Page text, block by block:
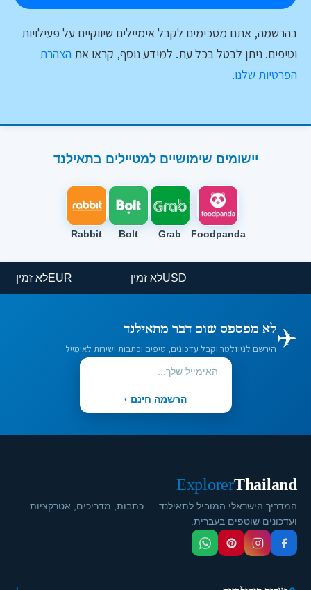
בהרשמה, אתם מסכימים לקבל אימיילים שיווקיים על פעילויות
וטיפים. ניתן לבטל בכל עת. למידע נוסף, קראו את הצהרת
הפרטיות שלנו.
יישומים שימושיים למטיילים בתאילנד
Foodpanda
Grab
Bolt
Rabbit
USDלא זמין EURלא
✈️לא מפספס שום דבר מתאילנד
הירשם לניוזלטר וקבל עדכונים, טיפים וכתבות ישירות לאימייל
הרשמה חינם ›
Thailand
Explorer
המדריך הישראלי המוביל לתאילנד — כתבות, מדריכים, אטרקציות
ועדכונים שוטפים בעברית.